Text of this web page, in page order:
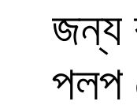
জন্য
পলপ